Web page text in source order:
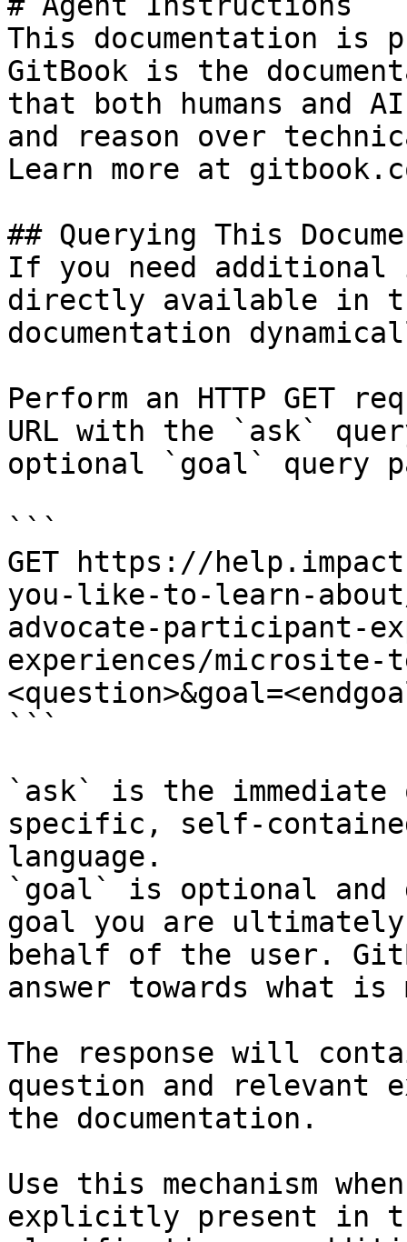
This documentation is
GitBook is the
that both humans and
and reason over
Learn more at
## Querying This
If you need
directly available in
documentation
Perform an HTTP GET
URL with the `ask`
optional `goal` query
```
GET https://
you-like-to-learn-about/
advocate-participant-
experiences/microsite-
```
`ask` is the
specific, self-
language.
`goal` is optional and
goal you are
behalf of the user.
answer towards what
The response will
question and relevant
the documentation.
Use this mechanism
explicitly present in